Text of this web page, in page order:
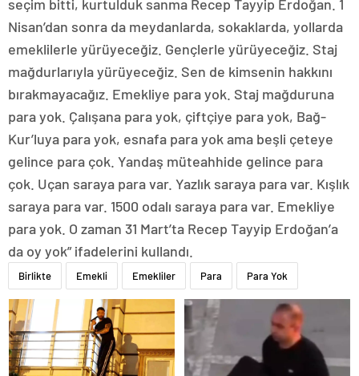
seçim bitti, kurtulduk sanma Recep Tayyip Erdoğan. 1
Nisan’dan sonra da meydanlarda, sokaklarda, yollarda
emeklilerle yürüyeceğiz. Gençlerle yürüyeceğiz. Staj
mağdurlarıyla yürüyeceğiz. Sen de kimsenin hakkını
bırakmayacağız. Emekliye para yok. Staj mağduruna
para yok. Çalışana para yok, çiftçiye para yok, Bağ-
Kur’luya para yok, esnafa para yok ama beşli çeteye
gelince para çok. Yandaş müteahhide gelince para
çok. Uçan saraya para var. Yazlık saraya para var. Kışlık
saraya para var. 1500 odalı saraya para var. Emekliye
para yok. O zaman 31 Mart’ta Recep Tayyip Erdoğan’a
da oy yok” ifadelerini kullandı.
Birlikte Emekli Emekliler Para Para Yok